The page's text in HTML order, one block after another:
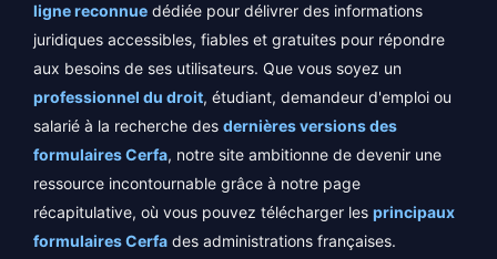
ligne reconnue dédiée pour délivrer des informations
juridiques accessibles, fiables et gratuites pour répondre
aux besoins de ses utilisateurs. Que vous soyez un
professionnel du droit, étudiant, demandeur d'emploi ou
salarié à la recherche des dernières versions des
formulaires Cerfa, notre site ambitionne de devenir une
ressource incontournable grâce à notre page
récapitulative, où vous pouvez télécharger les principaux
formulaires Cerfa des administrations françaises.